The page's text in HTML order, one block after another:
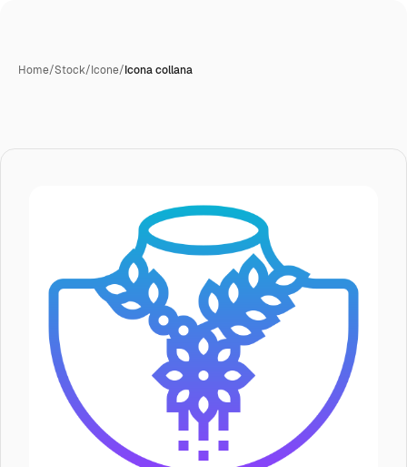
Home/Stock/Icone/Icona collana